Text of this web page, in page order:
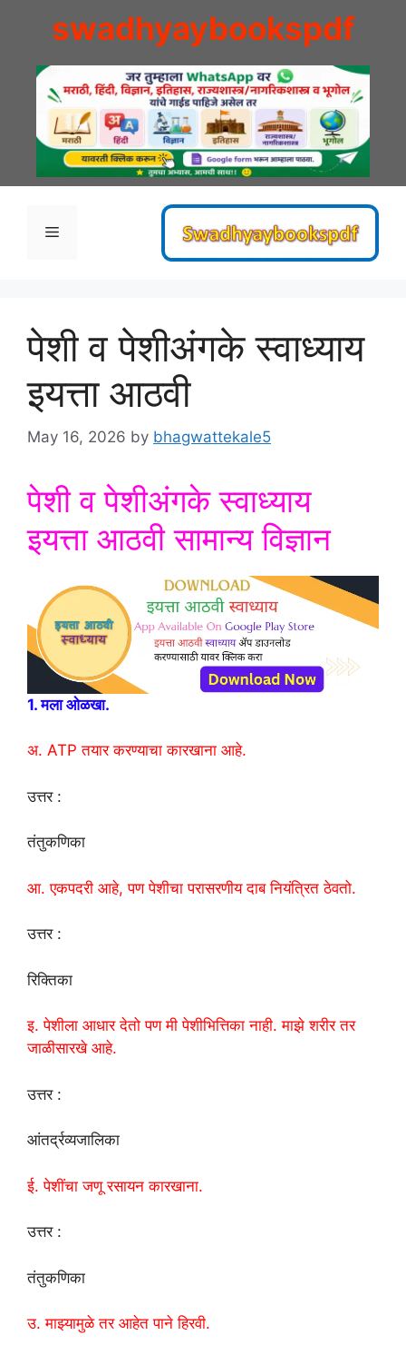
swadhyaybookspdf
Menu
पेशी व पेशीअंगके स्वाध्याय
इयत्ता आठवी
May 16, 2026 by bhagwattekale5
पेशी व पेशीअंगके स्वाध्याय
इयत्ता आठवी सामान्य विज्ञान
1. मला ओळखा.
अ. ATP तयार करण्याचा कारखाना आहे.
उत्तर :
तंतुकणिका
आ. एकपदरी आहे, पण पेशीचा परासरणीय दाब नियंत्रित ठेवतो.
उत्तर :
रिक्तिका
इ. पेशीला आधार देतो पण मी पेशीभित्तिका नाही. माझे शरीर तर
जाळीसारखे आहे.
उत्तर :
आंतर्द्रव्यजालिका
ई. पेशींचा जणू रसायन कारखाना.
उत्तर :
तंतुकणिका
उ. माझ्यामुळे तर आहेत पाने हिरवी.